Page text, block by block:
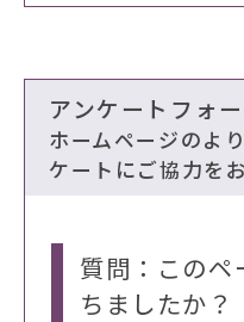
アンケートフォ
ホームページのよ
ケートにご協力を
質問：このペ
ちましたか？